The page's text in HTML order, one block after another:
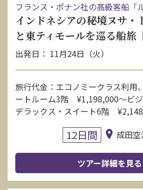
フランス・ポナン社の高級客船「
インドネシアの秘境ヌサ・
と東ティモールを巡る船旅
出発日： 11月24日（火）
旅行代金：エコノミークラス利用
ートルーム3階 ¥1,198,000〜ビジ
デラックス・スイート6階
12日間 成田
ツアー詳細を見る